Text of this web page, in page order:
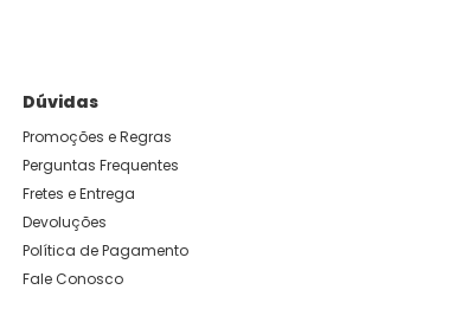
Dúvidas
Promoções e Regras
Perguntas Frequentes
Fretes e Entrega
Devoluções
Política de Pagamento
Fale Conosco